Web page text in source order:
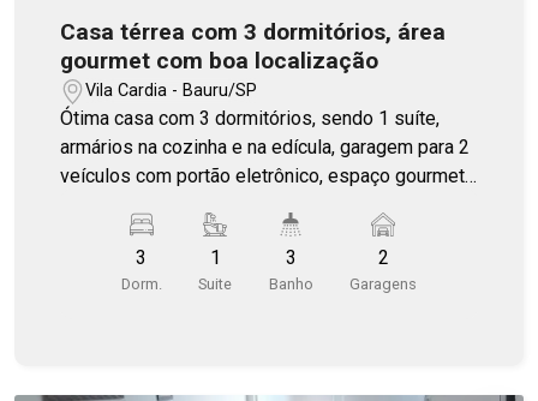
Casa térrea com 3 dormitórios, área
gourmet com boa localização
Vila Cardia - Bauru/SP
Ótima casa com 3 dormitórios, sendo 1 suíte,
armários na cozinha e na edícula, garagem para 2
veículos com portão eletrônico, espaço gourmet
3
Dorm.
1
Suite
3
Banho
2
Garagens